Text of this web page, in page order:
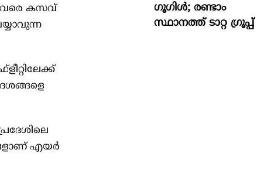
കസവ്
എയർ
ഗൂഗിള്‍; രണ്ടാം
സ്ഥാനത്ത് ടാറ്റ ഗ്രൂപ്പ്